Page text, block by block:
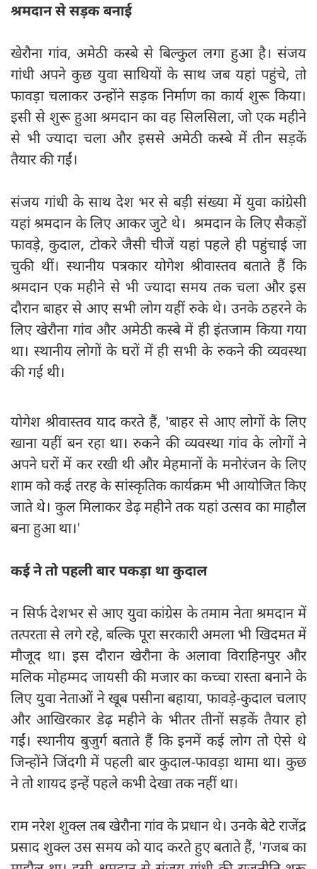
श्रमदान से सड़क बनाई
खेरौना गांव, अमेठी कस्बे से बिल्कुल लगा हुआ है। संजय
गांधी अपने कुछ युवा साथियों के साथ जब यहां पहुंचे, तो
फावड़ा चलाकर उन्होंने सड़क निर्माण का कार्य शुरू किया।
इसी से शुरू हुआ श्रमदान का वह सिलसिला, जो एक महीने
से भी ज्यादा चला और इससे अमेठी कस्बे में तीन सड़कें
तैयार की गईं।
संजय गांधी के साथ देश भर से बड़ी संख्या में युवा कांग्रेसी
यहां श्रमदान के लिए आकर जुटे थे। श्रमदान के लिए सैकड़ों
फावड़े, कुदाल, टोकरे जैसी चीजें यहां पहले ही पहुंचाई जा
चुकी थीं। स्थानीय पत्रकार योगेश श्रीवास्तव बताते हैं कि
श्रमदान एक महीने से भी ज्यादा समय तक चला और इस
दौरान बाहर से आए सभी लोग यहीं रुके थे। उनके ठहरने के
लिए खेरौना गांव और अमेठी कस्बे में ही इंतजाम किया गया
था। स्थानीय लोगों के घरों में ही सभी के रुकने की व्यवस्था
की गई थी।
योगेश श्रीवास्तव याद करते हैं, 'बाहर से आए लोगों के लिए
खाना यहीं बन रहा था। रुकने की व्यवस्था गांव के लोगों ने
अपने घरों में कर रखी थी और मेहमानों के मनोरंजन के लिए
शाम को कई तरह के सांस्कृतिक कार्यक्रम भी आयोजित किए
जाते थे। कुल मिलाकर डेढ़ महीने तक यहां उत्सव का माहौल
बना हुआ था।'
कई ने तो पहली बार पकड़ा था कुदाल
न सिर्फ देशभर से आए युवा कांग्रेस के तमाम नेता श्रमदान में
तत्परता से लगे रहे, बल्कि पूरा सरकारी अमला भी खिदमत में
मौजूद था। इस दौरान खेरौना के अलावा विराहिनपुर और
मलिक मोहम्मद जायसी की मजार का कच्चा रास्ता बनाने के
लिए युवा नेताओं ने खूब पसीना बहाया, फावड़े-कुदाल चलाए
और आखिरकार डेढ़ महीने के भीतर तीनों सड़कें तैयार हो
गईं। स्थानीय बुजुर्ग बताते हैं कि इनमें कई लोग तो ऐसे थे
जिन्होंने जिंदगी में पहली बार कुदाल-फावड़ा थामा था। कुछ
ने तो शायद इन्हें पहले कभी देखा तक नहीं था।
राम नरेश शुक्ल तब खेरौना गांव के प्रधान थे। उनके बेटे राजेंद्र
प्रसाद शुक्ल उस समय को याद करते हुए बताते हैं, 'गजब का